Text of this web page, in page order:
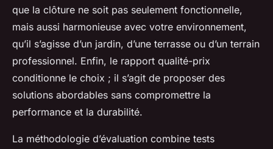
que la clôture ne soit pas seulement fonctionnelle,
mais aussi harmonieuse avec votre environnement,
qu’il s’agisse d’un jardin, d’une terrasse ou d’un terrain
professionnel. Enfin, le rapport qualité-prix
conditionne le choix ; il s’agit de proposer des
solutions abordables sans compromettre la
performance et la durabilité.
La méthodologie d’évaluation combine tests